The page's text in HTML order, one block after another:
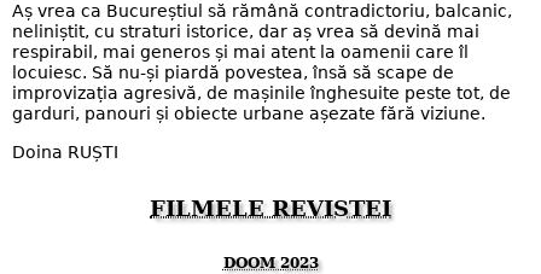
Aș vrea ca Bucureștiul să rămână contradictoriu, balcanic,
neliniștit, cu straturi istorice, dar aș vrea să devină mai
respirabil, mai generos și mai atent la oamenii care îl
locuiesc. Să nu-și piardă povestea, însă să scape de
improvizația agresivă, de mașinile înghesuite peste tot, de
garduri, panouri și obiecte urbane așezate fără viziune.
Doina RUȘTI
FILMELE REVISTEI
DOOM 2023